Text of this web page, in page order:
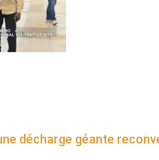
décharge géante